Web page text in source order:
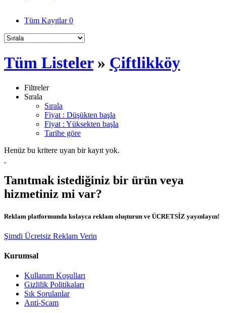
Tüm Kayıtlar0
Tüm Listeler» Çiftlikköy
Filtreler
Sırala
Sırala
Fiyat : Düşükten başla
Fiyat : Yüksekten başla
Tarihe göre
Henüz bu kritere uyan bir kayıt yok.
Tanıtmak istediğiniz bir ürün veya
hizmetiniz mi var?
Reklam platformunda kolayca reklam oluşturun ve ÜCRETSİZ yayınlayın!
Şimdi Ücretsiz Reklam Verin
Kurumsal
Kullanım Koşulları
Gizlilik Politikaları
Sık Sorulanlar
Anti-Scam